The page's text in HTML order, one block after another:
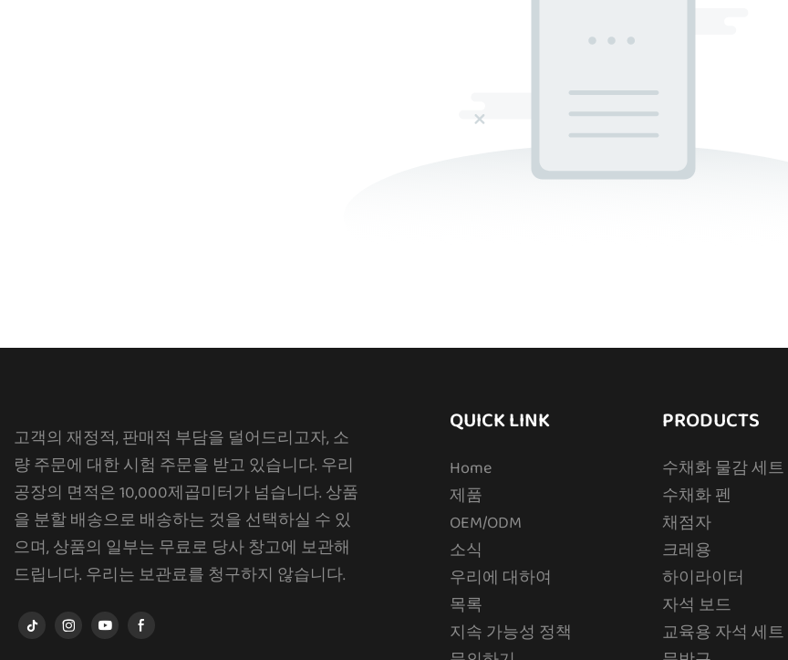
고객의 재정적, 판매적 부담을 덜어드리고자, 소
량 주문에 대한 시험 주문을 받고 있습니다. 우리
공장의 면적은 10,000제곱미터가 넘습니다. 상품
을 분할 배송으로 배송하는 것을 선택하실 수 있
으며, 상품의 일부는 무료로 당사 창고에 보관해
드립니다. 우리는 보관료를 청구하지 않습니다.
QUICK LINK
Home
제품
OEM/ODM
소식
우리에 대하여
목록
지속 가능성 정책
PRODUCTS
수채화 물감 세트
수채화 펜
채점자
크레용
하이라이터
자석 보드
교육용 자석 세트